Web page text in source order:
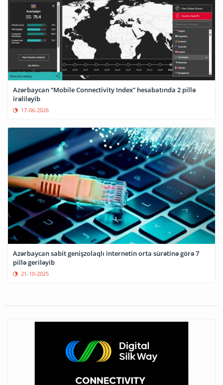
Azərbaycan “Mobile Connectivity Index” hesabatında 2 pillə
irəliləyib
17-06-2026
Azərbaycan sabit genişzolaqlı internetin orta sürətinə görə 7
pillə geriləyib
21-10-2025